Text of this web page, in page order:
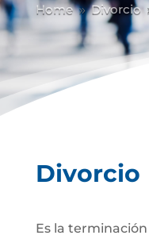
Home 9 Divorcio
Divorcio
Es la